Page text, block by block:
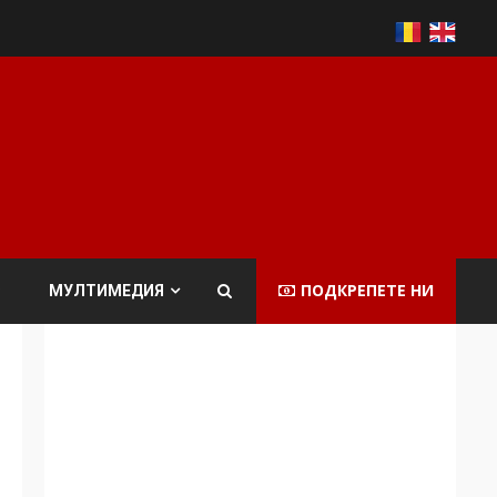
МУЛТИМЕДИЯ ПОДКРЕПЕТЕ НИ